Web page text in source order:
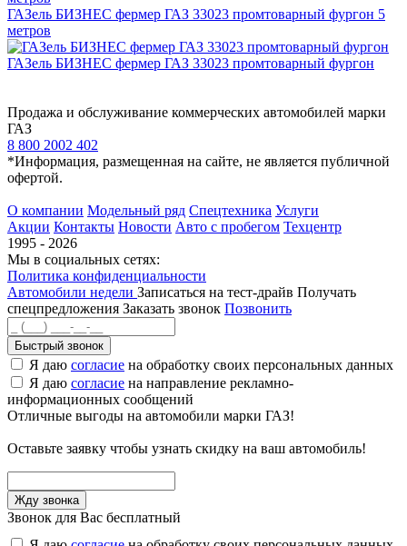
ГАЗель БИЗНЕС фермер ГАЗ 33023 промтоварный фургон 5
метров
ГАЗель БИЗНЕС фермер ГАЗ 33023 промтоварный фургон
Продажа и обслуживание коммерческих автомобилей марки
ГАЗ
8 800 2002 402
*Информация, размещенная на сайте, не является публичной
офертой.
О компании Модельный ряд Спецтехника Услуги
Акции Контакты Новости Авто с пробегом Техцентр
1995 - 2026
Мы в социальных сетях:
Политика конфиденциальности
Автомобили недели Записаться на тест-драйв Получать
спецпредложения Заказать звонок Позвонить
Быстрый звонок
Я даю согласие на обработку своих персональных данных
Я даю согласие на направление рекламно-
информационных сообщений
Отличные выгоды на автомобили марки ГАЗ!
Оставьте заявку чтобы узнать скидку на ваш автомобиль!
Звонок для Вас бесплатный